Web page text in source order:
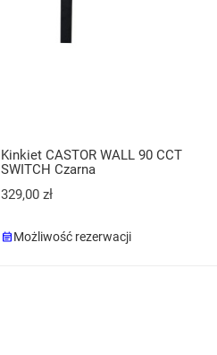
Kinkiet CASTOR WALL 90 CCT
SWITCH Czarna
329,00 zł
Możliwość rezerwacji